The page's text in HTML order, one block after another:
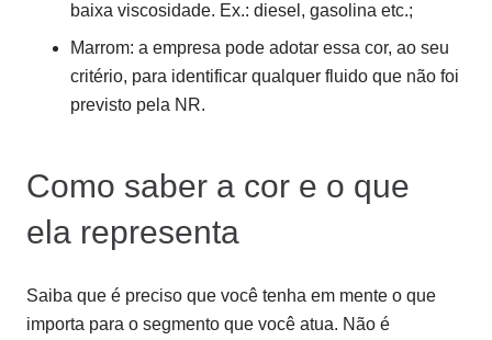
baixa viscosidade. Ex.: diesel, gasolina etc.;
Marrom: a empresa pode adotar essa cor, ao seu
critério, para identificar qualquer fluido que não foi
previsto pela NR.
Como saber a cor e o que
ela representa
Saiba que é preciso que você tenha em mente o que
importa para o segmento que você atua. Não é